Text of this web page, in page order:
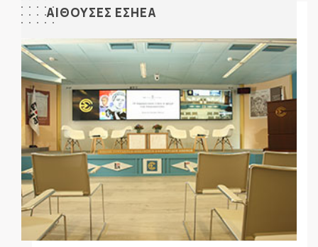
ΑΙΘΟΥΣΕΣ ΕΣΗΕΑ